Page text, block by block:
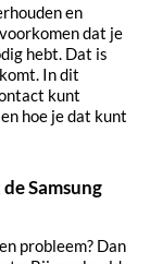
en
dat je
hebt. Dat is
In dit
kunt
hoe je dat kunt
probleem? Dan